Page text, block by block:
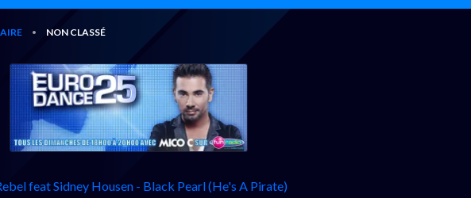
• NON CLASSÉ
feat Sidney Housen - Black Pearl (He's A Pirate)